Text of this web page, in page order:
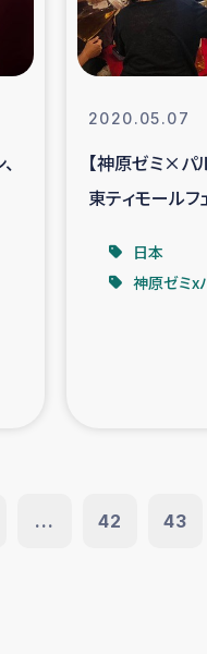
爆発被災者支援
ー（カカオ）事業
2020.05.07
【神原ゼミ×パ
東ティモール
日本
神原ゼミx
... 42 43